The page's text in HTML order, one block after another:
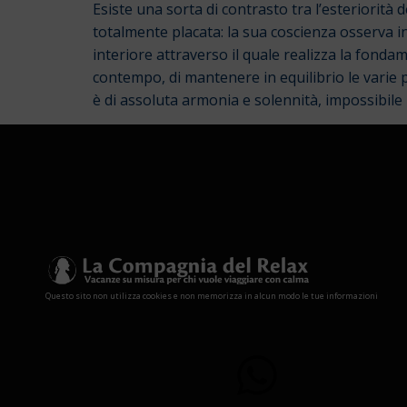
Esiste una sorta di contrasto tra l’esteriorità
totalmente placata: la sua coscienza osserva
interiore attraverso il quale realizza la
contempo, di mantenere in equilibrio le
è di assoluta armonia e solennità,
Questo sito non utilizza cookies e non memorizza in alcun modo le tue informazioni